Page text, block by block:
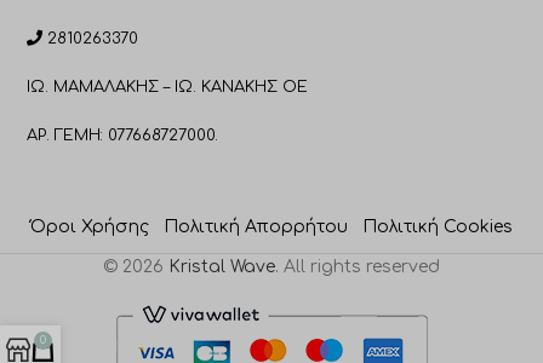
2810263370
ΙΩ. ΜΑΜΑΛΑΚΗΣ – ΙΩ. ΚΑΝΑΚΗΣ ΟΕ
ΑΡ. ΓΕΜΗ: 077668727000.
Όροι Χρήσης Πολιτική Απορρήτου Πολιτική Cookies
© 2026 Kristal Wave. All rights reserved
0